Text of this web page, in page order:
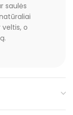
saulės
o